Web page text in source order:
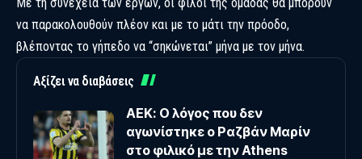
να παρακολουθούν πλέον και με το μάτι την πρόοδο,
βλέποντας το γήπεδο να “σηκώνεται” μήνα με τον μήνα.
Αξίζει να διαβάσεις
ΑΕΚ: Ο λόγος που δεν
αγωνίστηκε ο Ραζβάν Μαρίν
στο φιλικό με την Athens